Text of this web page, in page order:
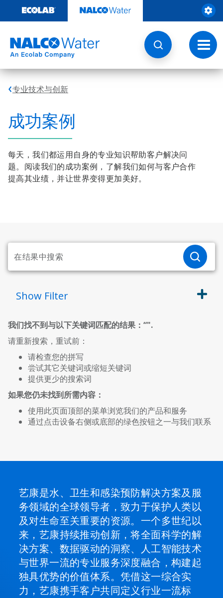
至
切
换
导
航
专业技术与创新
成功案例
每天，我们都运用自身的专业知识帮助客户解决问
题。阅读我们的成功案例，了解我们如何与客户合作
提高其业绩，并让世界变得更加美好。
Show Filter
我们找不到与以下关键词匹配的结果：“".
请重新搜索，重试前：
请检查您的拼写
尝试其它关键词或缩短关键词
提供更少的搜索词
如果您仍未找到所需内容：
使用此页面顶部的菜单浏览我们的产品和服务
通过点击设备右侧或底部的绿色按钮之一与我们联系
艺康是水、卫生和感染预防解决方案及服
务领域的全球领导者，致力于保护人类以
及对生命至关重要的资源。一个多世纪以
来，艺康持续推动创新，将全面科学的解
决方案、数据驱动的洞察、人工智能技术
与世界一流的专业服务深度融合，构建起
独具优势的价值体系。凭借这一综合实
力，艺康携手客户共同定义行业一流标